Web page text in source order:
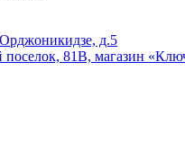
д.5
поселок, 81В, магазин